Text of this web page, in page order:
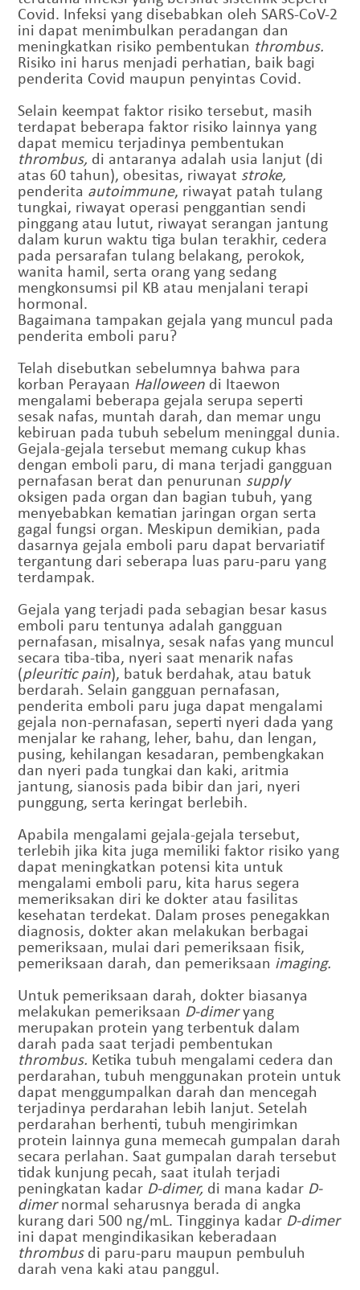
Covid. Infeksi yang disebabkan oleh SARS-CoV-2
ini dapat menimbulkan peradangan dan
meningkatkan risiko pembentukan thrombus.
Risiko ini harus menjadi perhatian, baik bagi
penderita Covid maupun penyintas Covid.
Selain keempat faktor risiko tersebut, masih
terdapat beberapa faktor risiko lainnya yang
dapat memicu terjadinya pembentukan
thrombus, di antaranya adalah usia lanjut (di
atas 60 tahun), obesitas, riwayat stroke,
penderita autoimmune, riwayat patah tulang
tungkai, riwayat operasi penggantian sendi
pinggang atau lutut, riwayat serangan jantung
dalam kurun waktu tiga bulan terakhir, cedera
pada persarafan tulang belakang, perokok,
wanita hamil, serta orang yang sedang
mengkonsumsi pil KB atau menjalani terapi
hormonal.
Bagaimana tampakan gejala yang muncul pada
penderita emboli paru?
Telah disebutkan sebelumnya bahwa para
korban Perayaan Halloween di Itaewon
mengalami beberapa gejala serupa seperti
sesak nafas, muntah darah, dan memar ungu
kebiruan pada tubuh sebelum meninggal dunia.
Gejala-gejala tersebut memang cukup khas
dengan emboli paru, di mana terjadi gangguan
pernafasan berat dan penurunan supply
oksigen pada organ dan bagian tubuh, yang
menyebabkan kematian jaringan organ serta
gagal fungsi organ. Meskipun demikian, pada
dasarnya gejala emboli paru dapat bervariatif
tergantung dari seberapa luas paru-paru yang
terdampak.
Gejala yang terjadi pada sebagian besar kasus
emboli paru tentunya adalah gangguan
pernafasan, misalnya, sesak nafas yang muncul
secara tiba-tiba, nyeri saat menarik nafas
(pleuritic pain), batuk berdahak, atau batuk
berdarah. Selain gangguan pernafasan,
penderita emboli paru juga dapat mengalami
gejala non-pernafasan, seperti nyeri dada yang
menjalar ke rahang, leher, bahu, dan lengan,
pusing, kehilangan kesadaran, pembengkakan
dan nyeri pada tungkai dan kaki, aritmia
jantung, sianosis pada bibir dan jari, nyeri
punggung, serta keringat berlebih.
Apabila mengalami gejala-gejala tersebut,
terlebih jika kita juga memiliki faktor risiko yang
dapat meningkatkan potensi kita untuk
mengalami emboli paru, kita harus segera
memeriksakan diri ke dokter atau fasilitas
kesehatan terdekat. Dalam proses penegakkan
diagnosis, dokter akan melakukan berbagai
pemeriksaan, mulai dari pemeriksaan fisik,
pemeriksaan darah, dan pemeriksaan imaging.
Untuk pemeriksaan darah, dokter biasanya
melakukan pemeriksaan D-dimeryang
merupakan protein yang terbentuk dalam
darah pada saat terjadi pembentukan
thrombus. Ketika tubuh mengalami cedera dan
perdarahan, tubuh menggunakan protein untuk
dapat menggumpalkan darah dan mencegah
terjadinya perdarahan lebih lanjut. Setelah
perdarahan berhenti, tubuh mengirimkan
protein lainnya guna memecah gumpalan darah
secara perlahan. Saat gumpalan darah tersebut
tidak kunjung pecah, saat itulah terjadi
peningkatan kadar D-dimer, di mana kadar D-
dimernormal seharusnya berada di angka
kurang dari 500 ng/mL. Tingginya kadar D-dimer
ini dapat mengindikasikan keberadaan
thrombusdi paru-paru maupun pembuluh
darah vena kaki atau panggul.